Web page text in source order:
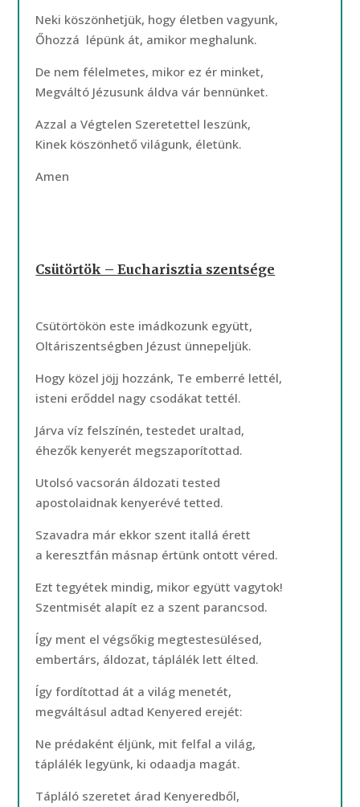
Neki köszönhetjük, hogy életben vagyunk,
Őhozzá lépünk át, amikor meghalunk.
De nem félelmetes, mikor ez ér minket,
Megváltó Jézusunk áldva vár bennünket.
Azzal a Végtelen Szeretettel leszünk,
Kinek köszönhető világunk, életünk.
Amen
Csütörtök – Eucharisztia szentsége
Csütörtökön este imádkozunk együtt,
Oltáriszentségben Jézust ünnepeljük.
Hogy közel jöjj hozzánk, Te emberré lettél,
isteni erőddel nagy csodákat tettél.
Járva víz felszínén, testedet uraltad,
éhezők kenyerét megszaporítottad.
Utolsó vacsorán áldozati tested
apostolaidnak kenyerévé tetted.
Szavadra már ekkor szent itallá érett
a keresztfán másnap értünk ontott véred.
Ezt tegyétek mindig, mikor együtt vagytok!
Szentmisét alapít ez a szent parancsod.
Így ment el végsőkig megtestesülésed,
embertárs, áldozat, táplálék lett élted.
Így fordítottad át a világ menetét,
megváltásul adtad Kenyered erejét:
Ne prédaként éljünk, mit felfal a világ,
táplálék legyünk, ki odaadja magát.
Tápláló szeretet árad Kenyeredből,